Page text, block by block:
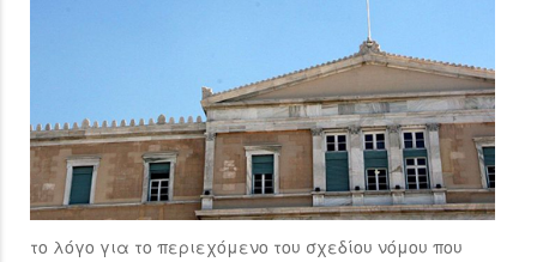
το λόγο για το περιεχόμενο του σχεδίου νόμου που